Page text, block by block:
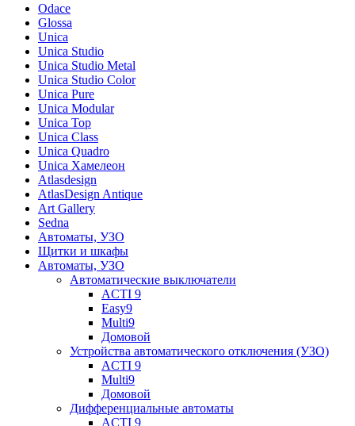
Odace
Glossa
Unica
Unica Studio
Unica Studio Metal
Unica Studio Color
Unica Pure
Unica Modular
Unica Top
Unica Class
Unica Quadro
Unica Хамелеон
Atlasdesign
AtlasDesign Antique
Art Gallery
Sedna
Автоматы, УЗО
Щитки и шкафы
Автоматы, УЗО
Автоматические выключатели
ACTI 9
Easy9
Multi9
Домовой
Устройства автоматического отключения (УЗО)
ACTI 9
Multi9
Домовой
Дифференциальные автоматы
ACTI 9